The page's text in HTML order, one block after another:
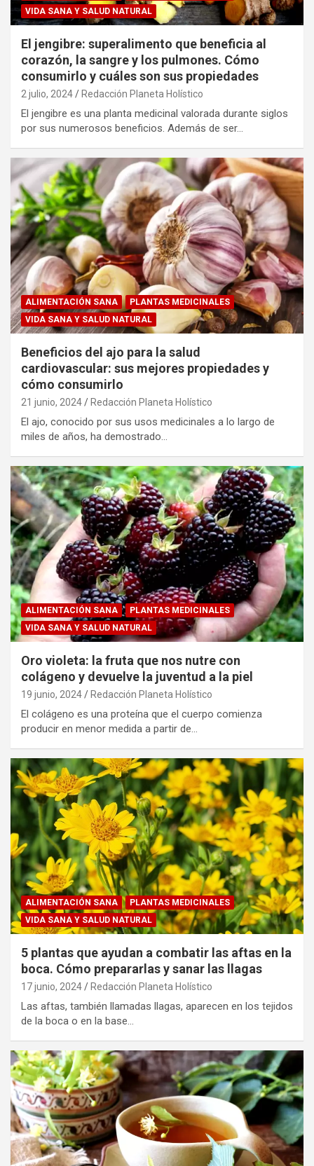
VIDA SANA Y SALUD NATURAL
El jengibre: superalimento que beneficia al
corazón, la sangre y los pulmones. Cómo
consumirlo y cuáles son sus propiedades
2 julio, 2024 Redacción Planeta Holístico
El jengibre es una planta medicinal valorada durante siglos
por sus numerosos beneficios. Además de ser…
ALIMENTACIÓN SANA
PLANTAS MEDICINALES
VIDA SANA Y SALUD NATURAL
Beneficios del ajo para la salud
cardiovascular: sus mejores propiedades y
cómo consumirlo
21 junio, 2024 Redacción Planeta Holístico
El ajo, conocido por sus usos medicinales a lo largo de
miles de años, ha demostrado…
ALIMENTACIÓN SANA
PLANTAS MEDICINALES
VIDA SANA Y SALUD NATURAL
Oro violeta: la fruta que nos nutre con
colágeno y devuelve la juventud a la piel
19 junio, 2024 Redacción Planeta Holístico
El colágeno es una proteína que el cuerpo comienza
producir en menor medida a partir de…
ALIMENTACIÓN SANA
PLANTAS MEDICINALES
VIDA SANA Y SALUD NATURAL
5 plantas que ayudan a combatir las aftas en la
boca. Cómo prepararlas y sanar las llagas
17 junio, 2024 Redacción Planeta Holístico
Las aftas, también llamadas llagas, aparecen en los tejidos
de la boca o en la base…